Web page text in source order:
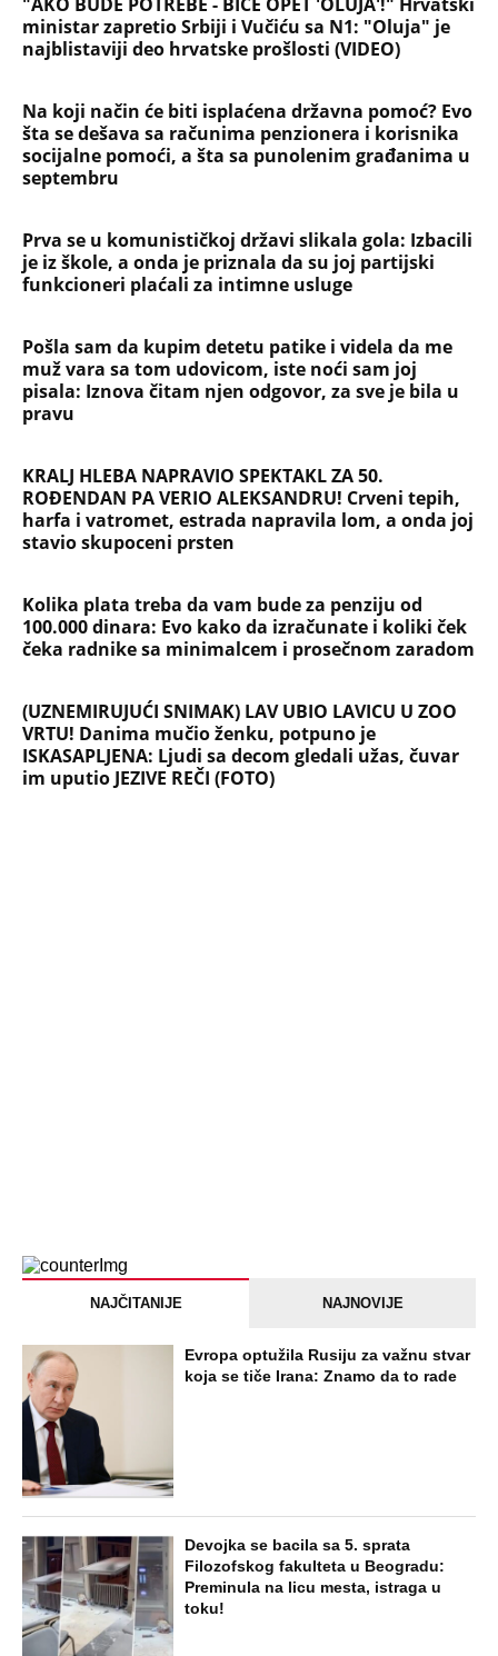
NAJČITANIJE NAJNOVIJE
Evropa optužila Rusiju za važnu stvar
Devojka se bacila sa 5. sprata
Filozofskog fakulteta u Beogradu:
Preminula na licu mesta, istraga u
Briše holesterol i čuva zglobove: Ova
PEĐU JE ZBOG POROKA I ŽENA
OSTAVILA, A ONDA SE ZA 3 DANA
DESILO ČUDO! Jeftina stvar ga
NAJNOVIJE POPULARNO
"PUSTI ME MAMA, MRTAV SAM..."